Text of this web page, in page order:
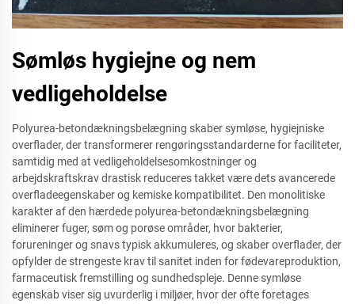
Sømløs hygiejne og nem
vedligeholdelse
Polyurea-betondækningsbelægning skaber symløse, hygiejniske
overflader, der transformerer rengøringsstandarderne for faciliteter,
samtidig med at vedligeholdelsesomkostninger og
arbejdskraftskrav drastisk reduceres takket være dets avancerede
overfladeegenskaber og kemiske kompatibilitet. Den monolitiske
karakter af den hærdede polyurea-betondækningsbelægning
eliminerer fuger, søm og porøse områder, hvor bakterier,
forureninger og snavs typisk akkumuleres, og skaber overflader, der
opfylder de strengeste krav til sanitet inden for fødevareproduktion,
farmaceutisk fremstilling og sundhedspleje. Denne symløse
egenskab viser sig uvurderlig i miljøer, hvor der ofte foretages